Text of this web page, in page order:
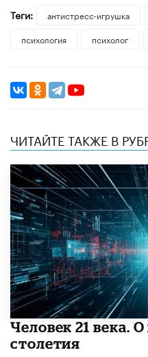
Теги:
антистресс-игрушка
психология
психолог
ЧИТАЙТЕ ТАКЖЕ В
​Человек 21 века.
столетия